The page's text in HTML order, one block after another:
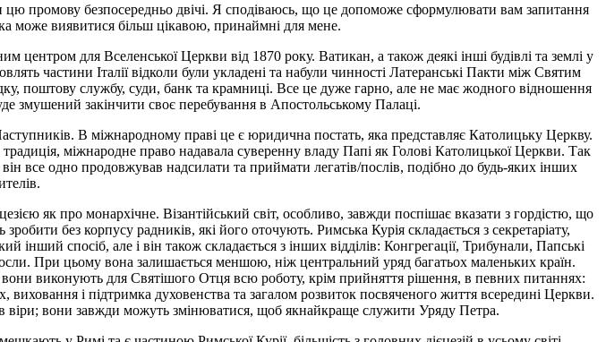
цю промову безпосередньо двічі. Я сподіваюсь, що це допоможе сформулювати вам запитання
може виявитися більш цікавою, принаймні для мене.
для Вселенської Церкви від 1870 року. Ватикан, а також деякі інші будівлі та землі у
частини Італії відколи були укладені та набули чинності Латеранські Пакти між Святим
поштову службу, суди, банк та крамниці. Все це дуже гарно, але не має жодного відношення
змушений закінчити своє перебування в Апостольському Палаці.
В міжнародному праві це є юридична постать, яка представляє Католицьку Церкву.
міжнародне право надавала суверенну владу Папі як Голові Католицької Церкви. Так
все одно продовжував надсилати та приймати легатів/послів, подібно до будь-яких інших
як про монархічне. Візантійський світ, особливо, завжди поспішає вказати з гордістю, що
без корпусу радників, які його оточують. Римська Курія складається з секретаріату,
спосіб, але і він також складається з інших відділів: Конгрегації, Трибунали, Папські
При цьому вона залишається меншою, ніж центральний уряд багатьох маленьких країн.
виконують для Святішого Отця всю роботу, крім прийняття рішення, в певних питаннях:
і підтримка духовенства та загалом розвиток посвяченого життя всередині Церкви.
віри; вони завжди можуть змінюватися, щоб якнайкраще служити Уряду Петра.